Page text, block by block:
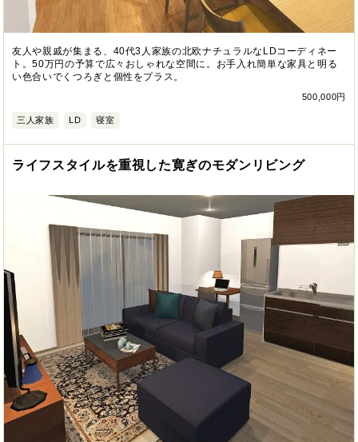
友人や親戚が集まる、40代3人家族の北欧ナチュラルなLDコーディネー
ト。50万円の予算で広々おしゃれな空間に。お手入れ簡単な家具と明る
い色合いでくつろぎと個性をプラス。
500,000円
三人家族 LD 寝室
ライフスタイルを重視した寛ぎのモダンリビング